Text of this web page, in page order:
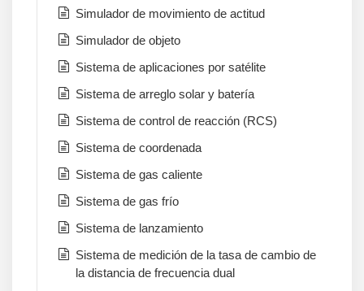
Simulador de movimiento de actitud
Simulador de objeto
Sistema de aplicaciones por satélite
Sistema de arreglo solar y batería
Sistema de control de reacción (RCS)
Sistema de coordenada
Sistema de gas caliente
Sistema de gas frío
Sistema de lanzamiento
Sistema de medición de la tasa de cambio de
la distancia de frecuencia dual